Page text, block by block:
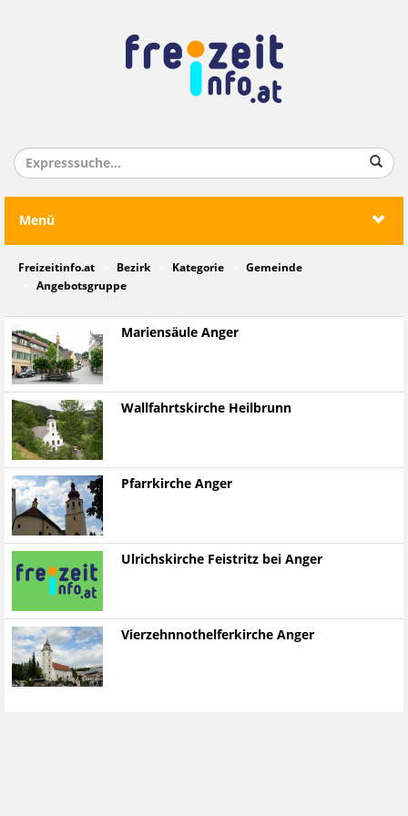
Menü
Freizeitinfo.at Bezirk Kategorie
Gemeinde
Angebotsgruppe
Mariensäule Anger
Wallfahrtskirche Heilbrunn
Pfarrkirche Anger
Ulrichskirche Feistritz bei Anger
Vierzehnnothelferkirche Anger